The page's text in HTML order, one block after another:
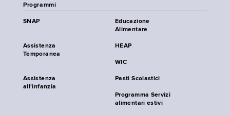
Programmi
SNAP
Educazione
Alimentare
Assistenza
Temporanea
HEAP
WIC
Assistenza
all'infanzia
Pasti Scolastici
Programma Servizi
alimentari estivi